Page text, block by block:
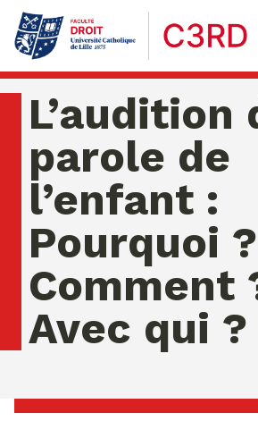
L’audition
parole de
l’enfant :
Pourquoi ?
Comment
Avec qui ?